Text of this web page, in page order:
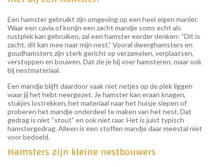
Een hamster gebruikt zijn omgeving op een heel eigen manier.
Waar een cavia of konijn een zacht mandje soms echt als
rustplek kan gebruiken, zal een hamster eerder denken: “Dit is
zacht, dit kan mee naar mijn nest.” Vooral dwerghamsters en
goudhamsters zijn sterk gericht op verzamelen, verplaatsen,
verstoppen en bouwen. Dat zie je bij voer hamsteren, maar ook
bij nestmateriaal.
Een mandje blijft daardoor vaak niet netjes op de plek liggen
waar jij het hebt neergezet. Je hamster kan eraan knagen,
stukjes lostrekken, het materiaal naar het huisje slepen of
proberen het mandje onderdeel te maken van het nest. Dat
gedrag is niet “stout” en ook niet raar. Het is juist typisch
hamstergedrag. Alleen is een stoffen mandje daar meestal niet
voor bedoeld.
Hamsters zijn kleine nestbouwers